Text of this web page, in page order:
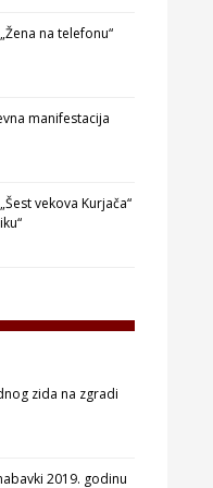
na telefonu“
manifestacija
vekova Kurjača“
zida na zgradi
2019. godinu